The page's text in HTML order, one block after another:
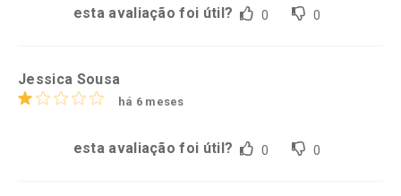
esta avaliação foi útil? 0 0
Jessica Sousa
há 6 meses
esta avaliação foi útil? 0 0